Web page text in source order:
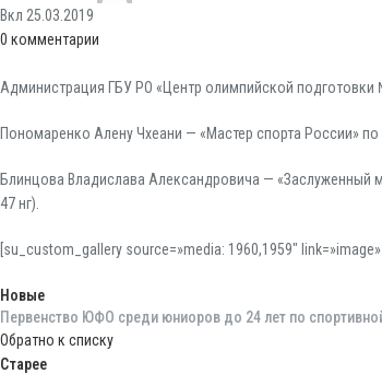
Вкл 25.03.2019
0 комментарии
Администрация ГБУ РО «Центр олимпийской подготовки
Пономаренко Алену Чхеани — «Мастер спорта России» по
Блинцова Владислава Александровича — «Заслуженный
47 нг).
[su_custom_gallery source=»media: 1960,1959″
Новые
Первенство ЮФО среди юниоров до 24 лет по
Обратно к списку
Старее